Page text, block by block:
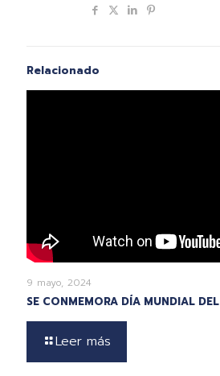
Relacionado
9 mayo, 2024
SE CONMEMORA DÍA MUNDIAL
Leer más